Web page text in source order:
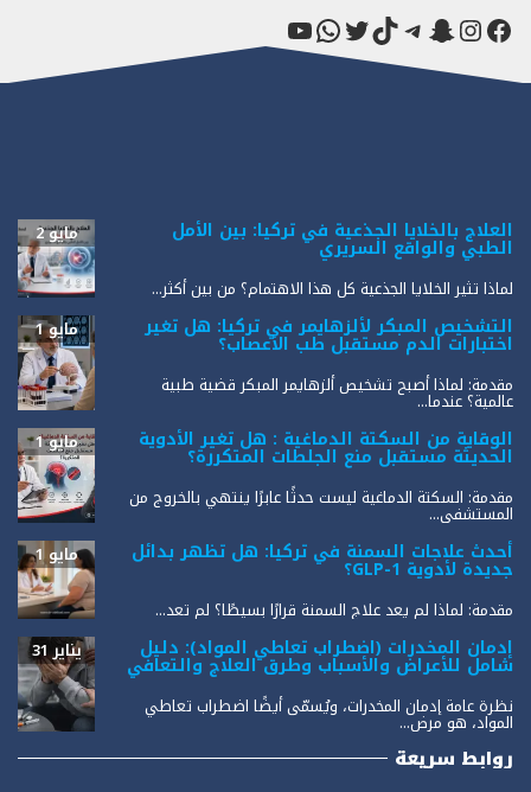
فيسبوك
إنستجرام
سناب شاتتيليجرام
تيك توكتويترواتساب
يوتيوب
العلاج بالخلايا الجذعية في تركيا: بين الأمل
الطبي والواقع السريري
مايو 2
لماذا تثير الخلايا الجذعية كل هذا الاهتمام؟ من بين أكثر...
التشخيص المبكر لألزهايمر في تركيا: هل تغير
اختبارات الدم مستقبل طب الأعصاب؟
مايو 1
مقدمة: لماذا أصبح تشخيص ألزهايمر المبكر قضية طبية
عالمية؟ عندما...
الوقاية من السكتة الدماغية : هل تغير الأدوية
الحديثة مستقبل منع الجلطات المتكررة؟
مايو 1
مقدمة: السكتة الدماغية ليست حدثًا عابرًا ينتهي بالخروج من
المستشفى...
أحدث علاجات السمنة في تركيا: هل تظهر بدائل
جديدة لأدوية GLP-1؟
مايو 1
مقدمة: لماذا لم يعد علاج السمنة قرارًا بسيطًا؟ لم تعد...
إدمان المخدرات (اضطراب تعاطي المواد): دليل
شامل للأعراض والأسباب وطرق العلاج والتعافي
يناير 31
نظرة عامة إدمان المخدرات، ويُسمّى أيضًا اضطراب تعاطي
المواد، هو مرض...
روابط سريعة